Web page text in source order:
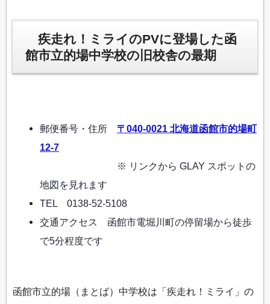
疾走れ！ミライのPVに登場した函
館市立的場中学校の旧校舎の最期
郵便番号・住所 〒040-0021 北海道函館市的場町
12-7
※ リンクから GLAY スポットの
地図を見れます
TEL 0138-52-5108
交通アクセス 函館市電堀川町の停留場から徒歩
で5分程度です
函館市立的場（まとば）中学校は「疾走れ！ミライ」の